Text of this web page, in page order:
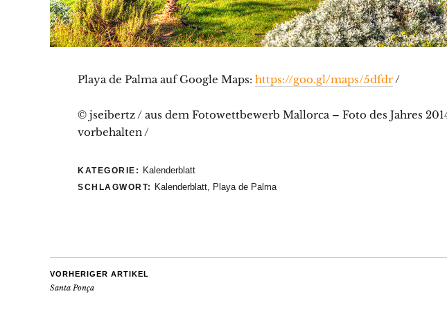
Playa de Palma auf Google Maps: https://goo.gl/maps/5dfdr/
© jseibertz / aus dem Fotowettbewerb Mallorca – Foto des Jahres
vorbehalten /
KATEGORIE: Kalenderblatt
SCHLAGWORT: Kalenderblatt, Playa de Palma
VORHERIGER ARTIKEL
Santa Ponça